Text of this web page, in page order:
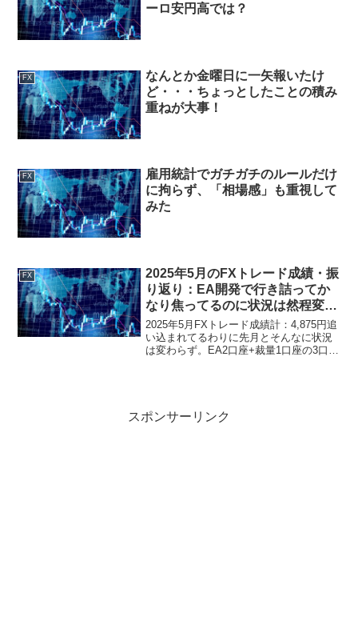
ーロ安円高では？
FX
なんとか金曜日に一矢報いたけ
ど・・・ちょっとしたことの積み
重ねが大事！
FX
雇用統計でガチガチのルールだけ
に拘らず、「相場感」も重視して
みた
FX
2025年5月のFXトレード成績・振
り返り：EA開発で行き詰ってか
なり焦ってるのに状況は然程変わ
らず。今の資金量で考えられる現
実路線は？
2025年5月FXトレード成績計：4,875円追
い込まれてるわりに先月とそんなに状況
は変わらず。EA2口座+裁量1口座の3口座
スポンサーリンク